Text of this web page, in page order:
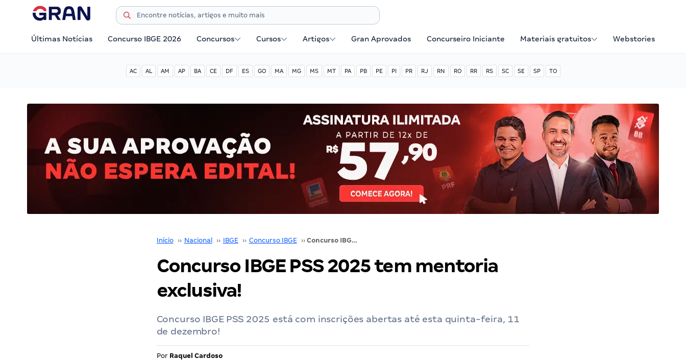
Últimas Notícias Concurso IBGE 2026 Concursos Cursos Artigos Gran Aprovados Concurseiro Iniciante Materiais gratuitos Webstories
AC AL AM AP BA CE DF ES GO MA MG MS MT PA PB PE PI PR RJ RN RO RR RS SC SE SP TO
Início ›› Nacional ›› IBGE ›› Concurso IBGE ›› Concurso IBGE PSS 2025 tem mentoria exclusiva!
Concurso IBGE PSS 2025 tem mentoria
exclusiva!
Concurso IBGE PSS 2025 está com inscrições abertas até esta quinta-feira, 11
de dezembro!
Por Raquel Cardoso